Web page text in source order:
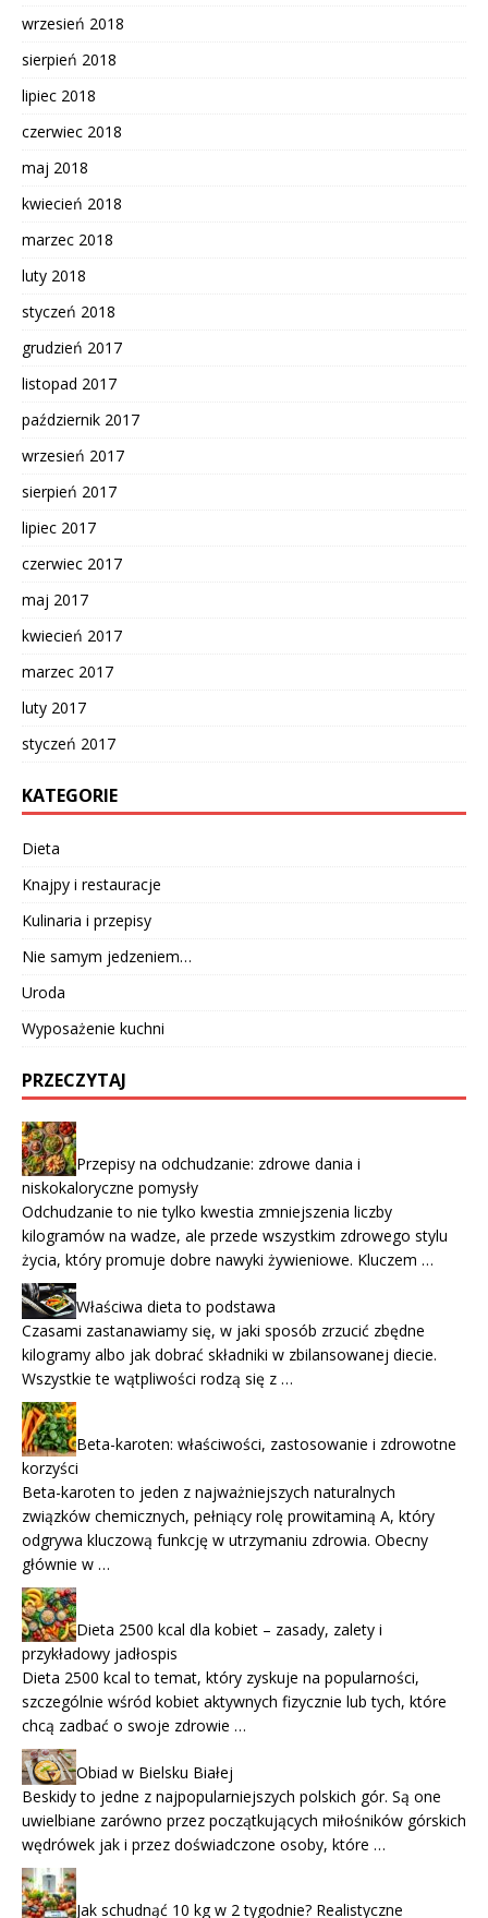
wrzesień 2018
sierpień 2018
lipiec 2018
czerwiec 2018
maj 2018
kwiecień 2018
marzec 2018
luty 2018
styczeń 2018
grudzień 2017
listopad 2017
październik 2017
wrzesień 2017
sierpień 2017
lipiec 2017
czerwiec 2017
maj 2017
kwiecień 2017
marzec 2017
luty 2017
styczeń 2017
KATEGORIE
Dieta
Knajpy i restauracje
Kulinaria i przepisy
Nie samym jedzeniem…
Uroda
Wyposażenie kuchni
PRZECZYTAJ
Przepisy na odchudzanie: zdrowe dania i
niskokaloryczne pomysły
Odchudzanie to nie tylko kwestia zmniejszenia liczby
kilogramów na wadze, ale przede wszystkim zdrowego stylu
życia, który promuje dobre nawyki żywieniowe. Kluczem …
Właściwa dieta to podstawa
Czasami zastanawiamy się, w jaki sposób zrzucić zbędne
kilogramy albo jak dobrać składniki w zbilansowanej diecie.
Wszystkie te wątpliwości rodzą się z …
Beta-karoten: właściwości, zastosowanie i zdrowotne
korzyści
Beta-karoten to jeden z najważniejszych naturalnych
związków chemicznych, pełniący rolę prowitaminą A, który
odgrywa kluczową funkcję w utrzymaniu zdrowia. Obecny
głównie w …
Dieta 2500 kcal dla kobiet – zasady, zalety i
przykładowy jadłospis
Dieta 2500 kcal to temat, który zyskuje na popularności,
szczególnie wśród kobiet aktywnych fizycznie lub tych, które
chcą zadbać o swoje zdrowie …
Obiad w Bielsku Białej
Beskidy to jedne z najpopularniejszych polskich gór. Są one
uwielbiane zarówno przez początkujących miłośników górskich
wędrówek jak i przez doświadczone osoby, które …
Jak schudnąć 10 kg w 2 tygodnie? Realistyczne